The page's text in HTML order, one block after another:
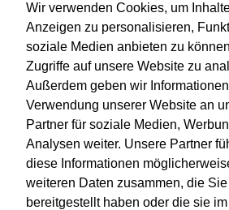
Wir verwenden Cookies, um
Anzeigen zu personalisieren,
soziale Medien anbieten zu
Zugriffe auf unsere Website zu
Außerdem geben wir
Verwendung unserer Website an
Partner für soziale Medien,
Analysen weiter. Unsere Partner
diese Informationen
weiteren Daten zusammen, die
bereitgestellt haben oder die sie
Sinnlichkeit im 20.
Sexualästhetik. Grenzformen der
Rowohlt Verlag Reinbek bei Hamburg 1987
Peter Gorsen
1987
Circles. Womans Film +
Circles. Womans Film + Video Distribution
Jenny Holland, Jane Harris (Hrsg.)